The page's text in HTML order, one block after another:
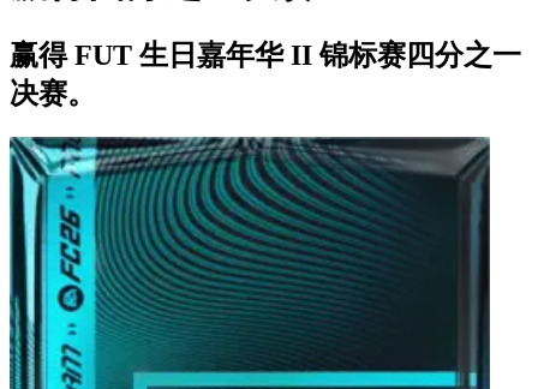
赢得 FUT 生日嘉年华 II 锦标赛四分之一
决赛。